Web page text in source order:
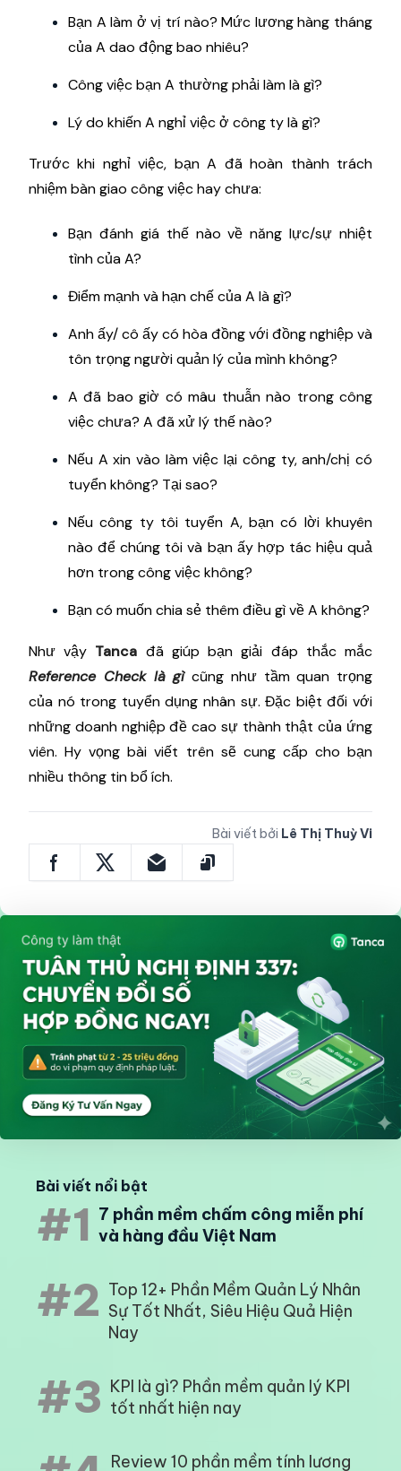
Bạn A làm ở vị trí nào? Mức lương hàng tháng
của A dao động bao nhiêu?
Công việc bạn A thường phải làm là gì?
Lý do khiến A nghỉ việc ở công ty là gì?
Trước khi nghỉ việc, bạn A đã hoàn thành trách
nhiệm bàn giao công việc hay chưa:
Bạn đánh giá thế nào về năng lực/sự nhiệt
tình của A?
Điểm mạnh và hạn chế của A là gì?
Anh ấy/ cô ấy có hòa đồng với đồng nghiệp và
tôn trọng người quản lý của mình không?
A đã bao giờ có mâu thuẫn nào trong công
việc chưa? A đã xử lý thế nào?
Nếu A xin vào làm việc lại công ty, anh/chị có
tuyển không? Tại sao?
Nếu công ty tôi tuyển A, bạn có lời khuyên
nào để chúng tôi và bạn ấy hợp tác hiệu quả
hơn trong công việc không?
Bạn có muốn chia sẻ thêm điều gì về A không?
Như vậy Tanca đã giúp bạn giải đáp thắc mắc
Reference Check là gìcũng như tầm quan trọng
của nó trong tuyển dụng nhân sự. Đặc biệt đối với
những doanh nghiệp đề cao sự thành thật của ứng
viên. Hy vọng bài viết trên sẽ cung cấp cho bạn
nhiều thông tin bổ ích.
Bài viết bởi Lê Thị Thuỳ Vi
Bài viết nổi bật
#1 7 phần mềm chấm công miễn phí
và hàng đầu Việt Nam
#2 Top 12+ Phần Mềm Quản Lý Nhân
Sự Tốt Nhất, Siêu Hiệu Quả Hiện
Nay
#3 KPI là gì? Phần mềm quản lý KPI
tốt nhất hiện nay
Review 10 phần mềm tính lương